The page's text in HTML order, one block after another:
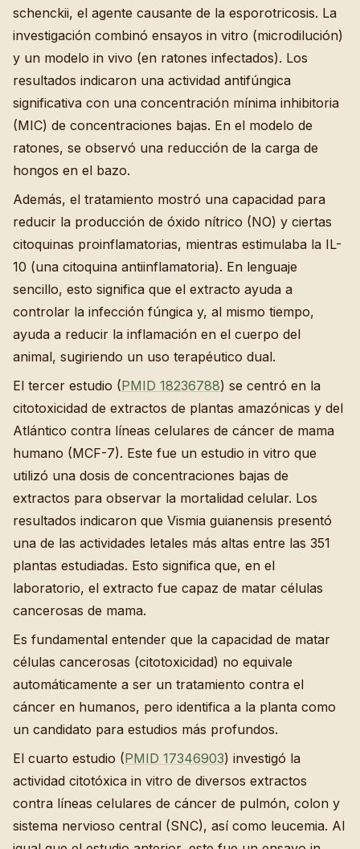
schenckii, el agente causante de la esporotricosis. La
investigación combinó ensayos in vitro (microdilución)
y un modelo in vivo (en ratones infectados). Los
resultados indicaron una actividad antifúngica
significativa con una concentración mínima inhibitoria
(MIC) de concentraciones bajas. En el modelo de
ratones, se observó una reducción de la carga de
hongos en el bazo.
Además, el tratamiento mostró una capacidad para
reducir la producción de óxido nítrico (NO) y ciertas
citoquinas proinflamatorias, mientras estimulaba la IL-
10 (una citoquina antiinflamatoria). En lenguaje
sencillo, esto significa que el extracto ayuda a
controlar la infección fúngica y, al mismo tiempo,
ayuda a reducir la inflamación en el cuerpo del
animal, sugiriendo un uso terapéutico dual.
El tercer estudio (PMID 18236788) se centró en la
citotoxicidad de extractos de plantas amazónicas y del
Atlántico contra líneas celulares de cáncer de mama
humano (MCF-7). Este fue un estudio in vitro que
utilizó una dosis de concentraciones bajas de
extractos para observar la mortalidad celular. Los
resultados indicaron que Vismia guianensis presentó
una de las actividades letales más altas entre las 351
plantas estudiadas. Esto significa que, en el
laboratorio, el extracto fue capaz de matar células
cancerosas de mama.
Es fundamental entender que la capacidad de matar
células cancerosas (citotoxicidad) no equivale
automáticamente a ser un tratamiento contra el
cáncer en humanos, pero identifica a la planta como
un candidato para estudios más profundos.
El cuarto estudio (PMID 17346903) investigó la
actividad citotóxica in vitro de diversos extractos
contra líneas celulares de cáncer de pulmón, colon y
sistema nervioso central (SNC), así como leucemia. Al